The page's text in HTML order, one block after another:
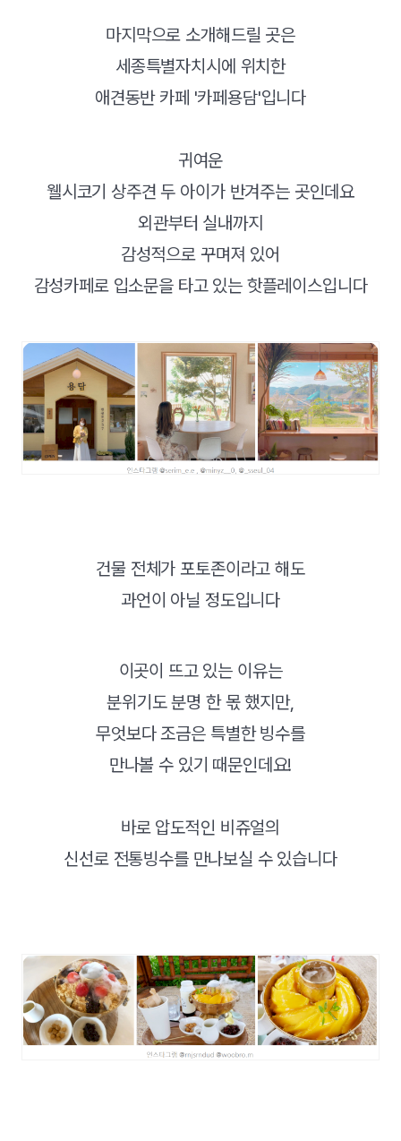
마지막으로 소개해드릴 곳은
세종특별자치시에 위치한
애견동반 카페 '카페용담'입니다
귀여운
웰시코기 상주견 두 아이가 반겨주는 곳인데요
외관부터 실내까지
감성적으로 꾸며져 있어
감성카페로 입소문을 타고 있는 핫플레이스입니다
건물 전체가 포토존이라고 해도
과언이 아닐 정도입니다
이곳이 뜨고 있는 이유는
분위기도 분명 한 몫 했지만,
무엇보다 조금은 특별한 빙수를
만나볼 수 있기 때문인데요!
바로 압도적인 비쥬얼의
신선로 전통빙수를 만나보실 수 있습니다